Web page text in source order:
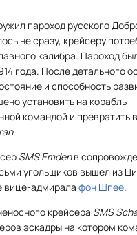
пароход русского
не сразу, крейсеру
калибра. Пароход
года. После детального
и способность
установить на корабль
командой и превратить
.
SMS Emdenв
угольщиков вышел из
вице-адмирала фон Шпее.
крейсера SMS
эскадры на котором